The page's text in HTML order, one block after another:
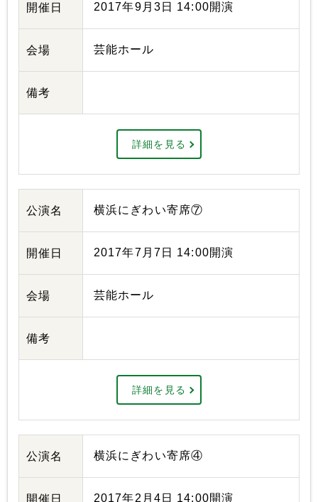
開催日 2017年9月3日 14:00開演
会場 芸能ホール
備考
詳細を見る
公演名 横浜にぎわい寄席⑦
開催日 2017年7月7日 14:00開演
会場 芸能ホール
備考
詳細を見る
公演名 横浜にぎわい寄席④
開催日 2017年2月4日 14:00開演